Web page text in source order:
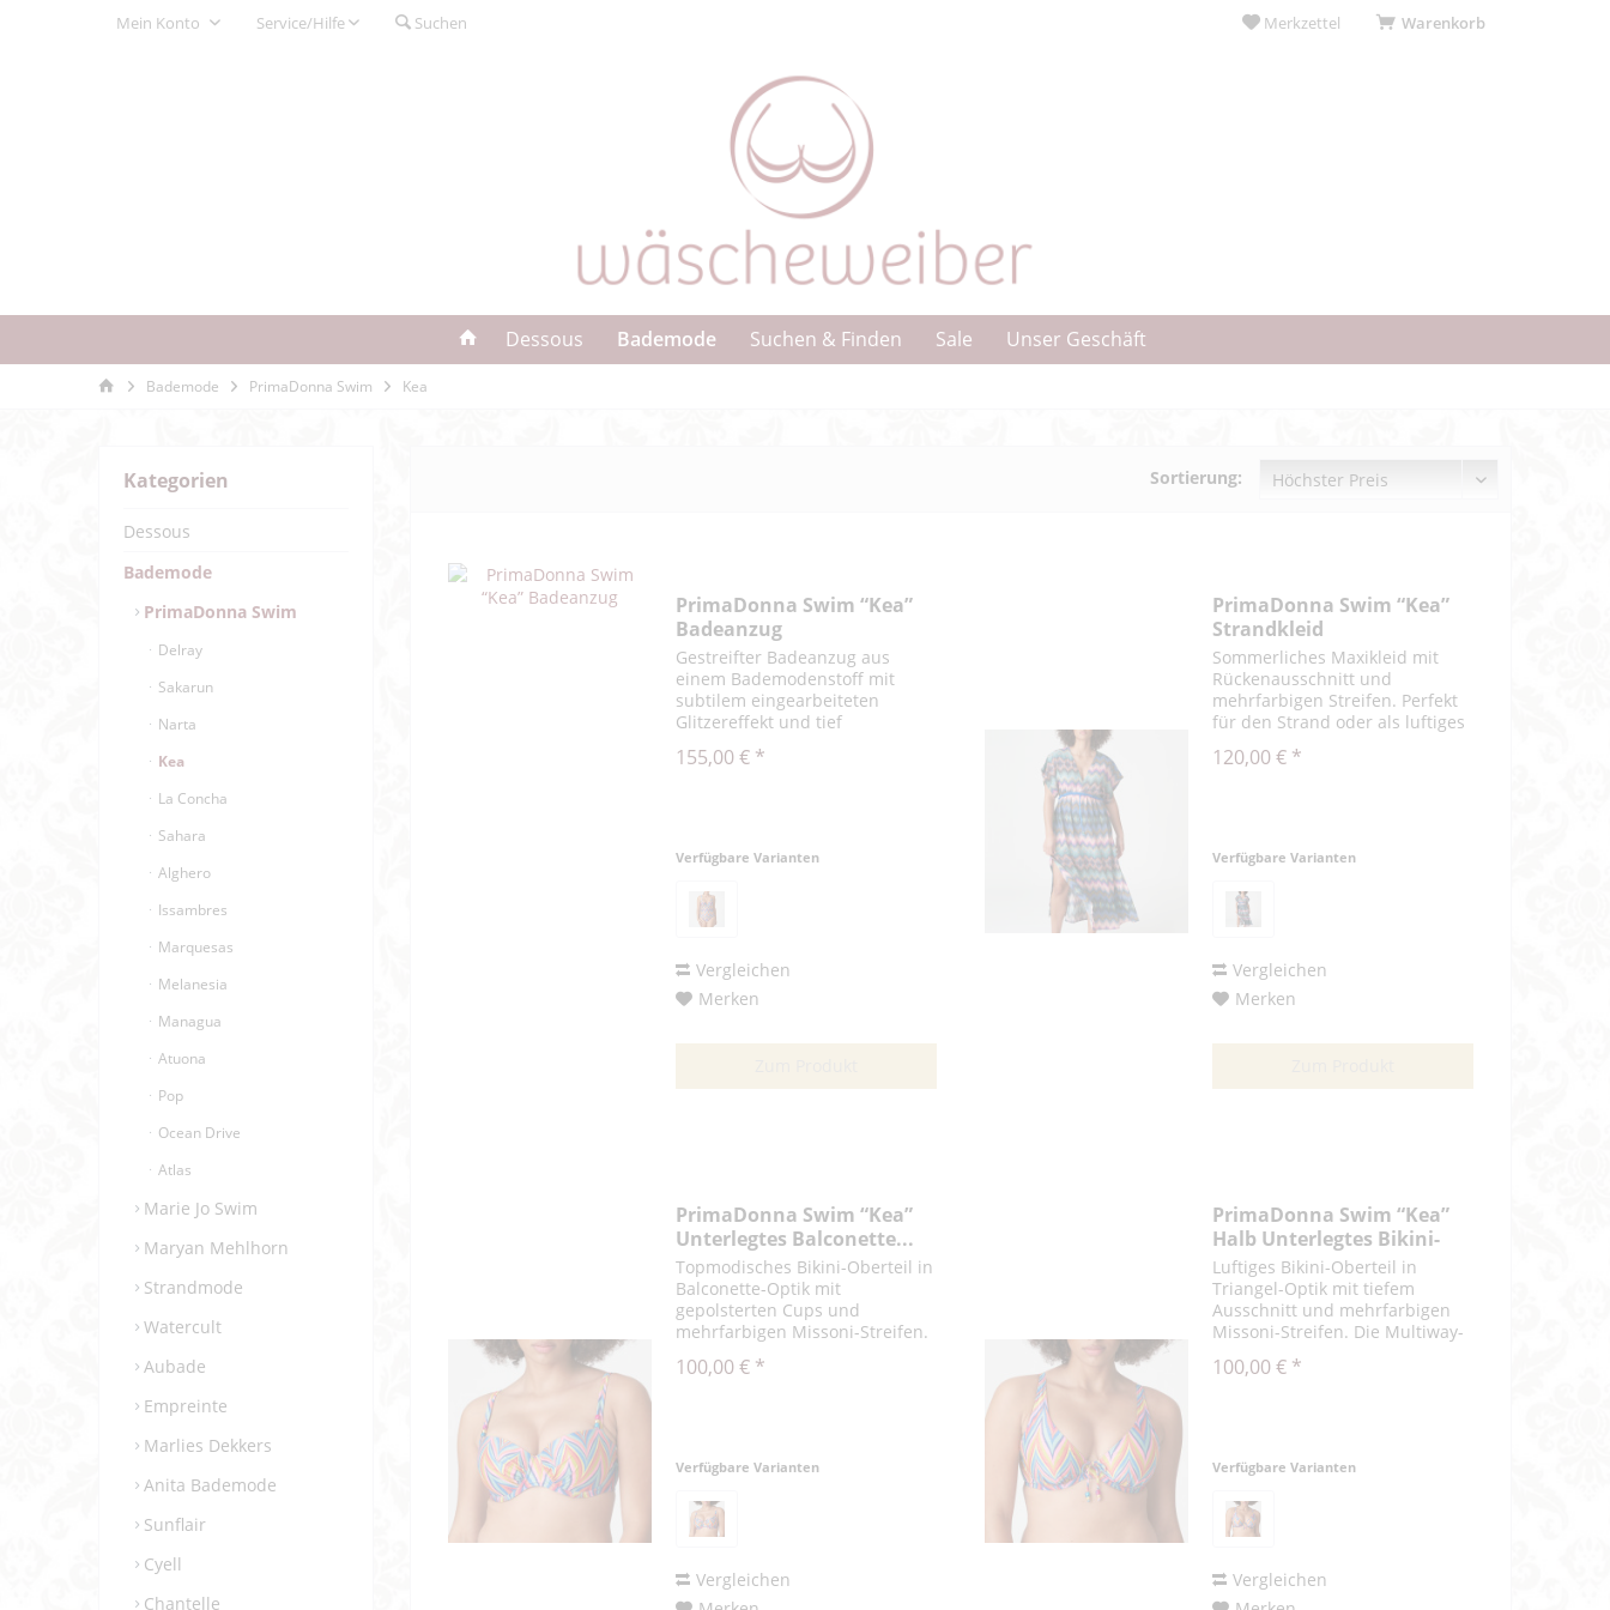
Warenkorb
Merkzettel
Mein Konto Service/Hilfe Suchen
Dessous Bademode Suchen & Finden Sale Unser Geschäft
Bademode PrimaDonna Swim Kea
Kategorien
Dessous
Bademode
PrimaDonna Swim
Delray
Sakarun
Narta
Kea
La Concha
Sahara
Alghero
Issambres
Marquesas
Melanesia
Managua
Atuona
Pop
Ocean Drive
Atlas
Marie Jo Swim
Maryan Mehlhorn
Strandmode
Watercult
Aubade
Empreinte
Marlies Dekkers
Anita Bademode
Sunflair
Cyell
Chantelle
Sortierung:
PrimaDonna Swim “Kea”
Badeanzug
Gestreifter Badeanzug aus
einem Bademodenstoff mit
subtilem eingearbeiteten
Glitzereffekt und tief
Multiway-Träger können
155,00 € *
Verfügbare Varianten
Vergleichen
Merken
PrimaDonna Swim “Kea”
Strandkleid
Sommerliches Maxikleid mit
Rückenausschnitt und
mehrfarbigen Streifen. Perfekt
für den Strand oder als luftiges
ist ein sommerlicher
120,00 € *
Verfügbare Varianten
Vergleichen
Merken
PrimaDonna Swim “Kea”
Unterlegtes Balconette...
Topmodisches Bikini-Oberteil in
Balconette-Optik mit
gepolsterten Cups und
mehrfarbigen Missoni-Streifen.
gerade oder als Neckholder-
100,00 € *
Verfügbare Varianten
Vergleichen
PrimaDonna Swim “Kea”
Halb Unterlegtes Bikini-
Top
Luftiges Bikini-Oberteil in
Triangel-Optik mit tiefem
Ausschnitt und mehrfarbigen
Missoni-Streifen. Die Multiway-
Neckholder-Modell getragen
100,00 € *
Verfügbare Varianten
Vergleichen